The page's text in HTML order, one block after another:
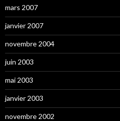
mars 2007
janvier 2007
novembre 2004
juin 2003
mai 2003
janvier 2003
novembre 2002